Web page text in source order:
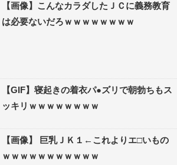
【画像】こんなカラダしたＪＣに義務教育
は必要ないだろｗｗｗｗｗｗｗｗ
【GIF】寝起きの着衣パ●ズリで朝勃ちもス
ッキリｗｗｗｗｗｗｗｗ
【画像】 巨乳ＪＫ１←これよりエ□いもの
ｗｗｗｗｗｗｗｗｗｗｗ